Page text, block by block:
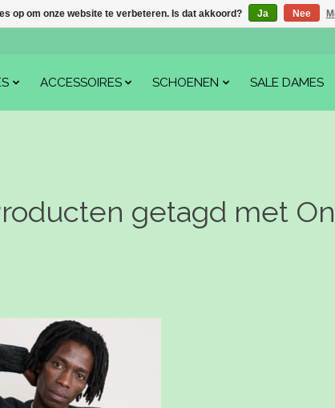
ACCESSOIRES SCHOENEN SALE DAMES
getagd met
op om onze website te verbeteren. Is dat akkoord? Ja Nee